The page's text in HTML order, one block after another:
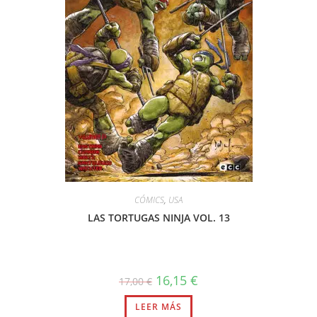
CÓMICS, USA
LAS TORTUGAS NINJA VOL. 13
17,00€ El
precio
original
era:
16,15 €
LEER MÁS